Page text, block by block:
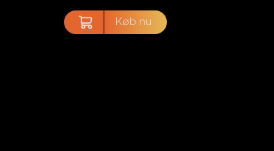
Køb nu